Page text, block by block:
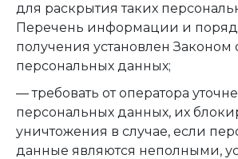
для раскрытия таких
Перечень информации и
получения установлен Законом
персональных данных;
— требовать от оператора
персональных данных, их
уничтожения в случае, если
данные являются неполными,